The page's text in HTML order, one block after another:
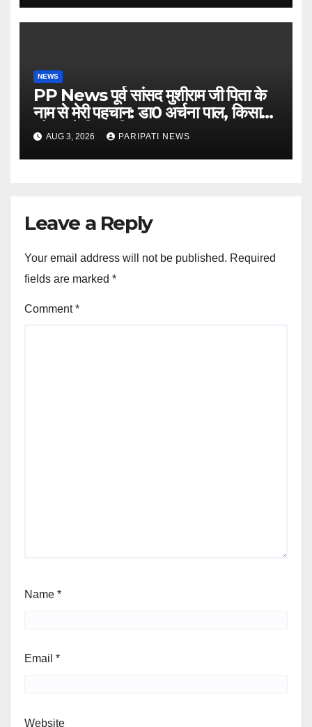
NEWS
PP News पूर्व सांसद मुशीराम जी पिता के
नाम से मेरी पहचान: डा0 अर्चना पाल, किसान
चौपाल में दिया परिचय
AUG 3, 2026 PARIPATI NEWS
Leave a Reply
Your email address will not be published. Required
fields are marked *
Comment*
Name *
Email *
Website